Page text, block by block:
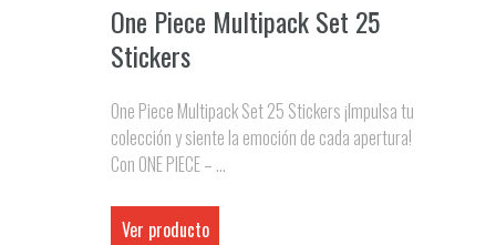
One Piece Multipack Set 25
Stickers
One Piece Multipack Set 25 Stickers ¡Impulsa tu
colección y siente la emoción de cada apertura!
Con ONE PIECE – ...
Ver producto